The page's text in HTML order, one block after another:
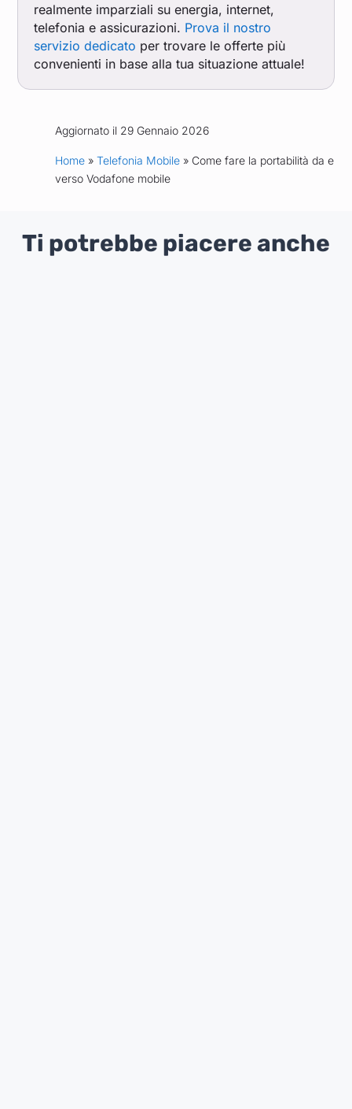
realmente imparziali su energia, internet,
telefonia e assicurazioni. Prova il nostro
servizio dedicato per trovare le offerte più
convenienti in base alla tua situazione attuale!
Aggiornato il 29 Gennaio 2026
Home» Telefonia Mobile» Come fare la portabilità da e
verso Vodafone mobile
Ti potrebbe piacere anche